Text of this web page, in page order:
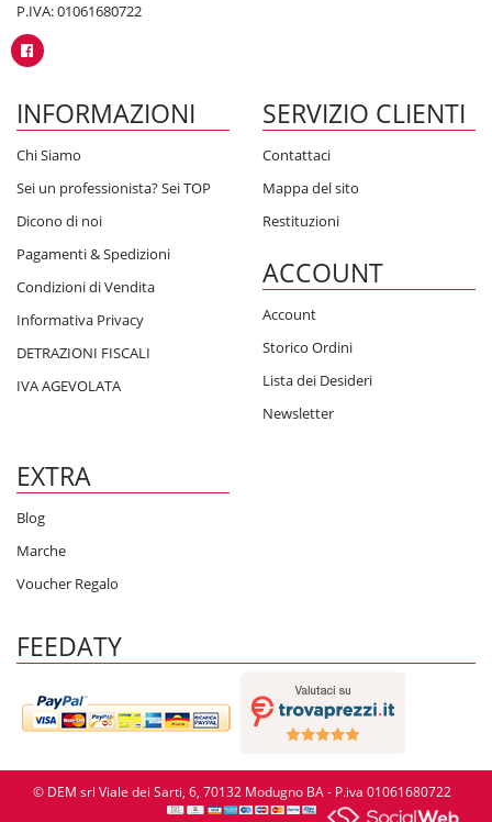
P.IVA: 01061680722
INFORMAZIONI
Chi Siamo
Sei un professionista? Sei TOP
Dicono di noi
Pagamenti & Spedizioni
Condizioni di Vendita
Informativa Privacy
DETRAZIONI FISCALI
IVA AGEVOLATA
SERVIZIO CLIENTI
Contattaci
Mappa del sito
Restituzioni
ACCOUNT
Account
Storico Ordini
Lista dei Desideri
Newsletter
EXTRA
Blog
Marche
Voucher Regalo
FEEDATY
© DEM srl Viale dei Sarti, 6, 70132 Modugno BA - P.iva 01061680722